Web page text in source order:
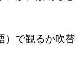
）で観るか吹替